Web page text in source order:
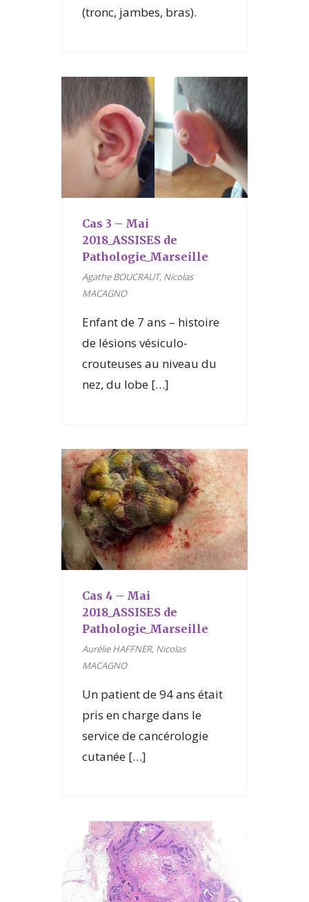
(tronc, jambes, bras).
Cas 3 – Mai
2018_ASSISES de
Pathologie_Marseille
Agathe BOUCRAUT, Nicolas
MACAGNO
Enfant de 7 ans – histoire
de lésions vésiculo-
crouteuses au niveau du
nez, du lobe […]
Cas 4 – Mai
2018_ASSISES de
Pathologie_Marseille
Aurélie HAFFNER, Nicolas
MACAGNO
Un patient de 94 ans était
pris en charge dans le
service de cancérologie
cutanée […]